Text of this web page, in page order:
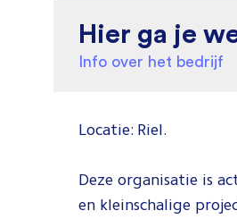
Hier ga je
Info over het bedrijf
Locatie: Riel.
Deze organisatie is
en kleinschalige